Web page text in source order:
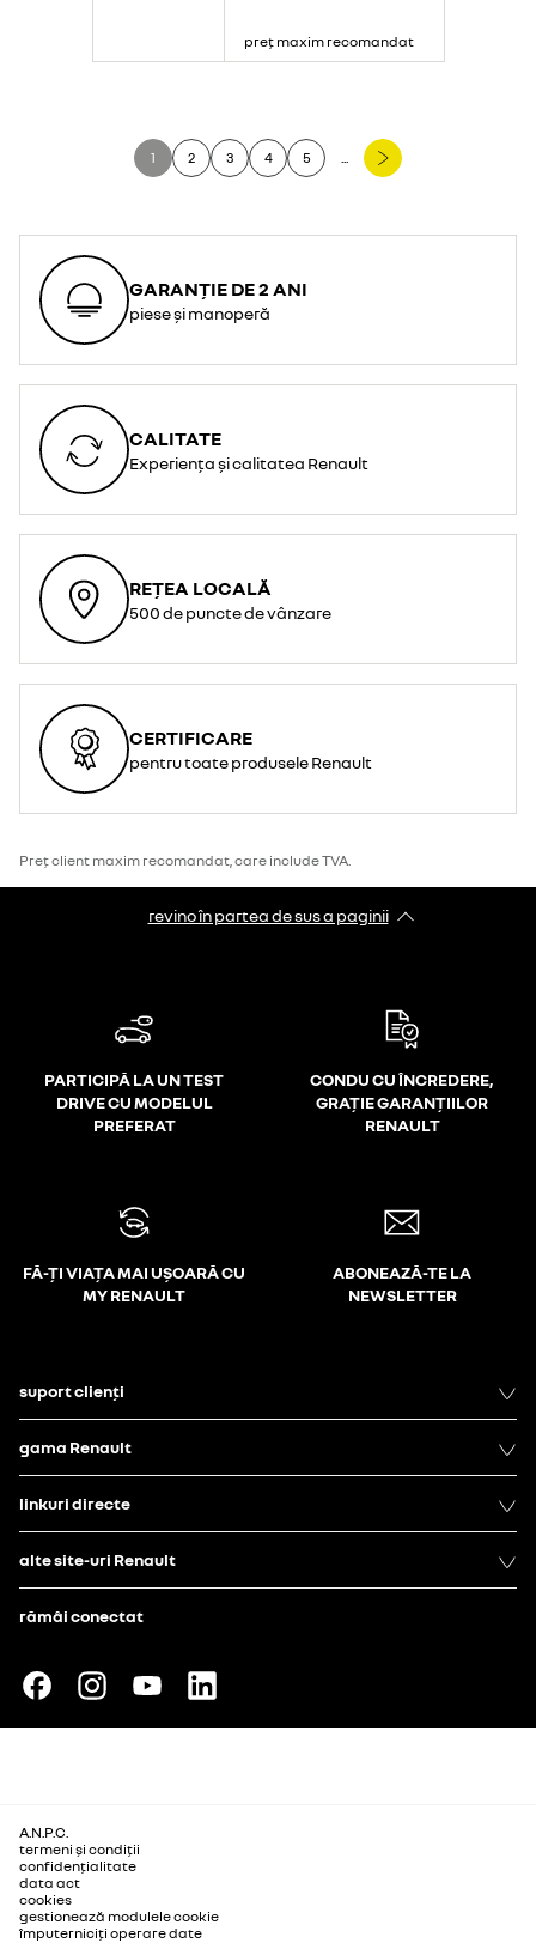
preț maxim recomandat
1 2 3 4 5 ...
GARANȚIE DE 2 ANI
piese și manoperă
CALITATE
Experiența și calitatea Renault
REȚEA LOCALĂ
500 de puncte de vânzare
CERTIFICARE
pentru toate produsele Renault
Preț client maxim recomandat, care include TVA.
revino în partea de sus a paginii
PARTICIPĂ LA UN TEST
DRIVE CU MODELUL
PREFERAT
CONDU CU ÎNCREDERE,
GRAȚIE GARANȚIILOR
RENAULT
FĂ-ȚI VIAȚA MAI UȘOARĂ CU
MY RENAULT
ABONEAZĂ-TE LA
NEWSLETTER
suport clienți
gama Renault
linkuri directe
alte site-uri Renault
rămâi conectat
A.N.P.C.
termeni și condiții
confidențialitate
data act
cookies
gestionează modulele cookie
împuterniciți operare date